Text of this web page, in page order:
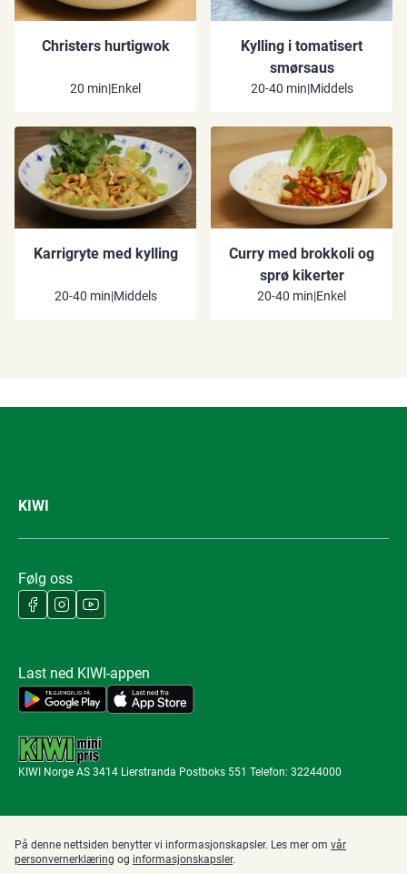
Christers hurtigwok
20 min|Enkel
Kylling i tomatisert
smørsaus
20-40 min|Middels
Karrigryte med kylling
20-40 min|Middels
Curry med brokkoli og
sprø kikerter
20-40 min|Enkel
KIWI
Følg oss
Last ned KIWI-appen
KIWI Norge AS 3414 Lierstranda Postboks 551 Telefon: 32244000
På denne nettsiden benytter vi informasjonskapsler. Les mer om vår
personvernerklæring og informasjonskapsler.